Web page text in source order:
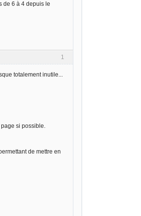
de 6 à 4 depuis le
1
totalement inutile...
si possible.
de mettre en